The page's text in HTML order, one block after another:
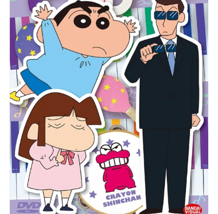
兵役を果たすために帝都へ向かおう
とするジントを宇宙港へ迎えに来た
のは、アーヴ皇帝の孫娘であり、美
しく誇り高い少女ラフィールだっ
た。地上人でありながらアーヴ貴族
のジントと、王女でありながら軍人
見習いのラフィール、特権階級の中
で孤独を感じていた二人は、出会っ
た時から不思議な親近感で結ばれ
る。帝都までの航行の途中、二人の
乗る軍艦は突如、敵国からの攻撃を
受ける。ラフィールの母であるレク
シュ艦長から避難命令を受けた二人
は、爆散する艦を背に、戦乱の中の
逃避行を始める。それは二人のあい
だに深い友情と愛情を生む旅となっ
た。長く苦しい旅を終えたジント
は、自らの意志でアーヴ貴族とな
る...